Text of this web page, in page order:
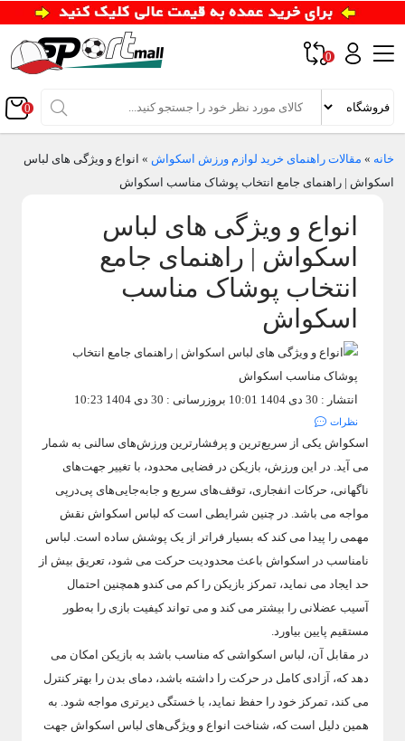
0
0
خانه » مقالات راهنمای خرید لوازم ورزش اسکواش » انواع و ویژگی های لباس
اسکواش | راهنمای جامع انتخاب پوشاک مناسب اسکواش
انواع و ویژگی های لباس
اسکواش | راهنمای جامع
انتخاب پوشاک مناسب
اسکواش
انتشار : 30 دی 1404 10:01 بروزرسانی : 30 دی 1404 10:23
نظرات
اسکواش یکی از سریع‌ترین و پرفشارترین ورزش‌های سالنی به شمار
می آید. در این ورزش، بازیکن در فضایی محدود، با تغییر جهت‌های
ناگهانی، حرکات انفجاری، توقف‌های سریع و جابه‌جایی‌های پی‌درپی
مواجه می باشد. در چنین شرایطی است که لباس اسکواش نقش
مهمی را پیدا می کند که بسیار فراتر از یک پوشش ساده است. لباس
نامناسب در اسکواش باعث محدودیت حرکت می شود، تعریق بیش از
حد ایجاد می نماید، تمرکز بازیکن را کم می کندو همچنین احتمال
آسیب عضلانی را بیشتر می کند و می تواند کیفیت بازی را به‌طور
مستقیم پایین بیاورد.
در مقابل آن، لباس اسکواشی که مناسب باشد به بازیکن امکان می
دهد که، آزادی کامل در حرکت را داشته باشد، دمای بدن را بهتر کنترل
می کند، تمرکز خود را حفظ نماید، با خستگی دیرتری مواجه شود. به
همین دلیل است که، شناخت انواع و ویژگی‌های لباس اسکواش جهت